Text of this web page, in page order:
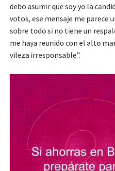
debo asumir que soy yo la
votos, ese mensaje me parece
sobre todo si no tiene un
me haya reunido con el alto
vileza irresponsable”.